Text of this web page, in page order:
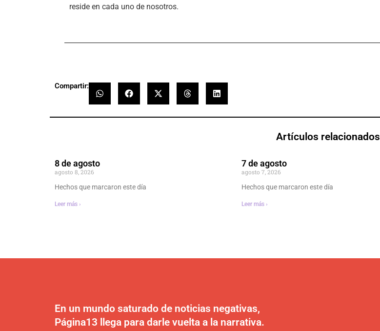
reside en cada uno de nosotros.
Compartir:
Artículos relacionados
8 de agosto
agosto 8, 2026
Hechos que marcaron este día
Leer más ›
7 de agosto
agosto 7, 2026
Hechos que marcaron este día
Leer más ›
En un mundo saturado de noticias negativas,
Página13 llega para darle vuelta a la narrativa.